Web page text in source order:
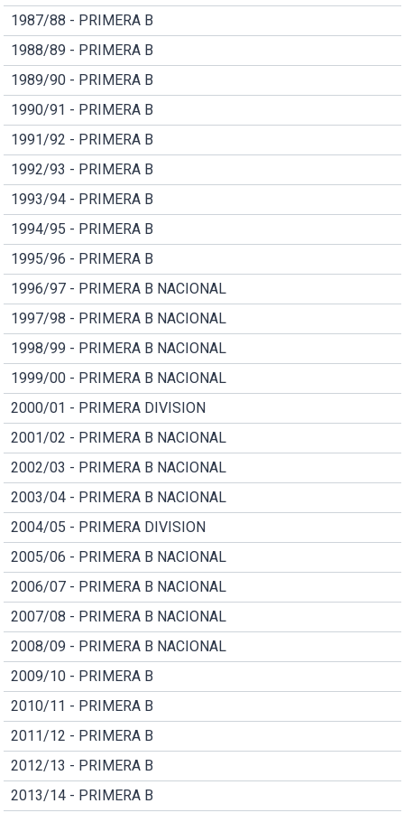
1987/88 - PRIMERA B
1988/89 - PRIMERA B
1989/90 - PRIMERA B
1990/91 - PRIMERA B
1991/92 - PRIMERA B
1992/93 - PRIMERA B
1993/94 - PRIMERA B
1994/95 - PRIMERA B
1995/96 - PRIMERA B
1996/97 - PRIMERA B NACIONAL
1997/98 - PRIMERA B NACIONAL
1998/99 - PRIMERA B NACIONAL
1999/00 - PRIMERA B NACIONAL
2000/01 - PRIMERA DIVISION
2001/02 - PRIMERA B NACIONAL
2002/03 - PRIMERA B NACIONAL
2003/04 - PRIMERA B NACIONAL
2004/05 - PRIMERA DIVISION
2005/06 - PRIMERA B NACIONAL
2006/07 - PRIMERA B NACIONAL
2007/08 - PRIMERA B NACIONAL
2008/09 - PRIMERA B NACIONAL
2009/10 - PRIMERA B
2010/11 - PRIMERA B
2011/12 - PRIMERA B
2012/13 - PRIMERA B
2013/14 - PRIMERA B